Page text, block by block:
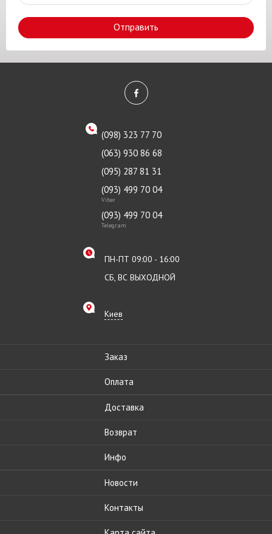
Отправить
(098) 323 77 70
(063) 930 86 68
(095) 287 81 31
(093) 499 70 04
Viber
(093) 499 70 04
Telegram
ПН-ПТ 09:00 - 16:00
СБ, ВС ВЫХОДНОЙ
Киев
Заказ
Оплата
Доставка
Возврат
Инфо
Новости
Контакты